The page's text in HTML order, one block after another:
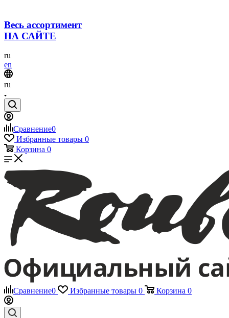
Весь ассортимент
НА САЙТЕ
ru
en
ru
Сравнение0
Избранные товары 0
Корзина 0
Сравнение0 Избранные товары 0 Корзина 0